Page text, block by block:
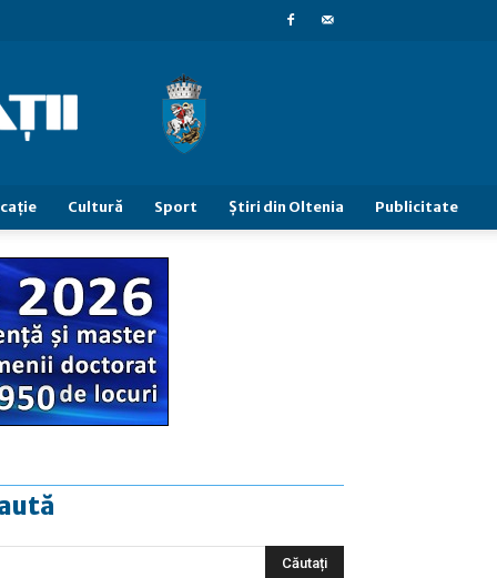
Cultură Sport Știri din Oltenia Publicitate